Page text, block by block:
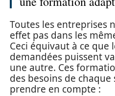
Toutes les entreprises
effet pas dans les
Ceci équivaut à ce que
demandées puissent
une autre. Ces
des besoins de
prendre en compte :